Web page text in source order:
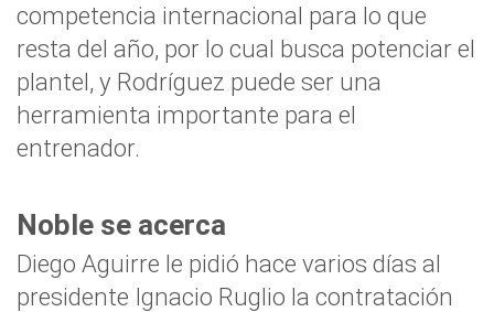
competencia internacional para lo que
resta del año, por lo cual busca potenciar el
plantel, y Rodríguez puede ser una
herramienta importante para el
entrenador.
Noble se acerca
Diego Aguirre le pidió hace varios días al
presidente Ignacio Ruglio la contratación